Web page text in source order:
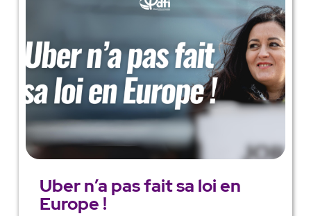
Uber n’a pas fait sa loi en
Europe !